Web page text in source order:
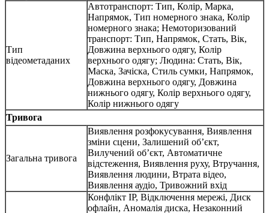
Тип
відеометаданих
Автотранспорт: Тип, Колір, Марка,
Напрямок, Тип номерного знака, Колір
номерного знака; Немоторизований
транспорт: Тип, Напрямок, Стать, Вік,
Довжина верхнього одягу, Колір
верхнього одягу; Людина: Стать, Вік,
Маска, Зачіска, Стиль сумки, Напрямок,
Довжина верхнього одягу, Довжина
нижнього одягу, Колір верхнього одягу,
Колір нижнього одягу
Тривога
Загальна тривога
Виявлення розфокусування, Виявлення
зміни сцени, Залишений об’єкт,
Вилучений об’єкт, Автоматичне
відстеження, Виявлення руху, Втручання,
Виявлення людини, Втрата відео,
Виявлення аудіо, Тривожний вхід
Конфлікт IP, Відключення мережі, Диск
офлайн, Аномалія диска, Незаконний